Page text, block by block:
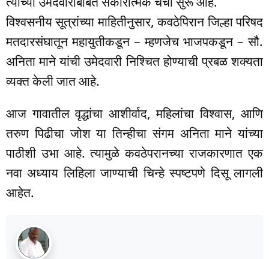
विश्वसनीय सूत्रांच्या माहितीनुसार, कवठेपिरान जिल्हा परिषद
मतदारसंघातून महायुतीकडून – म्हणजेच भाजपकडून – सौ.
अनिता माने यांची उमेदवारी निश्चित होण्याची प्रबळ शक्यता
व्यक्त केली जात आहे.
आज गावातील वृद्धांचा आशीर्वाद, महिलांचा विश्वास, आणि
तरुण पिढीचा जोश या तिन्हीचा संगम अनिता माने यांच्या
पाठीशी उभा आहे. त्यामुळे कवठेपरानच्या राजकारणात एक
नवा अध्याय लिहिला जाण्याची चिन्हे स्पष्टपणे दिसू लागली
आहेत.